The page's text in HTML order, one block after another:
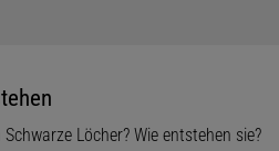
Löcher? Wie entstehen sie?